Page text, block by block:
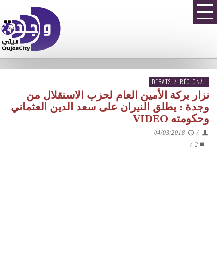
DÉBATS / RÉGIONAL
نزار بركة الأمين العام لحزب الاستقلال من
وجدة : يطلق النيران على سعد الدين العثماني
وحكومته VIDEO
/
04/03/2018
2
/